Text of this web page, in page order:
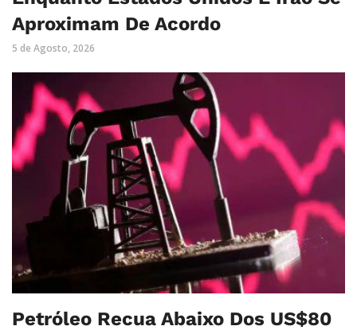
Aproximam De Acordo
5 de Agosto, 2026
Petróleo Recua Abaixo Dos US$80